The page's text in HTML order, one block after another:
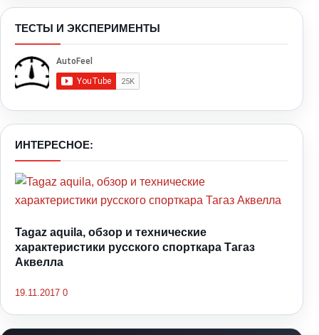
ТЕСТЫ И ЭКСПЕРИМЕНТЫ
ИНТЕРЕСНОЕ:
Tagaz aquila, обзор и технические
характеристики русского спорткара Тагаз
Аквелла
19.11.2017 0